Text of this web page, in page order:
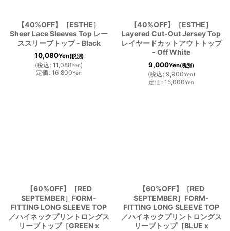
【40%OFF】［ESTHE］
Sheer Lace Sleeves Top レー
ススリーブトップ - Black
10,080Yen(税別)
(税込 : 11,088Yen)
定価 : 16,800Yen
【40%OFF】［ESTHE］
Layered Cut-Out Jersey Top
レイヤードカットアウトトップ
- Off White
9,000Yen(税別)
(税込 : 9,900Yen)
定価 : 15,000Yen
【60%OFF】［RED
SEPTEMBER］FORM-
FITTING LONG SLEEVE TOP
／ハイネックプリントロングス
リーブトップ［GREEN x
【60%OFF】［RED
SEPTEMBER］FORM-
FITTING LONG SLEEVE TOP
／ハイネックプリントロングス
リーブトップ［BLUE x